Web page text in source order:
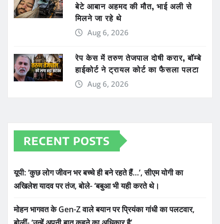
बेटे आबान अहमद की मौत, भाई अली से
मिलने जा रहे थे
Aug 6, 2026
रेप केस में तरुण तेजपाल दोषी करार, बॉम्बे
हाईकोर्ट ने ट्रायल कोर्ट का फैसला पलटा
Aug 6, 2026
RECENT POSTS
यूपी: ‘कुछ लोग जीवन भर बच्चे ही बने रहते हैं…’, सीएम योगी का
अखिलेश यादव पर तंज, बोले- ‘बबुआ भी यही करते थे।
मोहन भागवत के Gen-Z वाले बयान पर प्रियंका गांधी का पलटवार,